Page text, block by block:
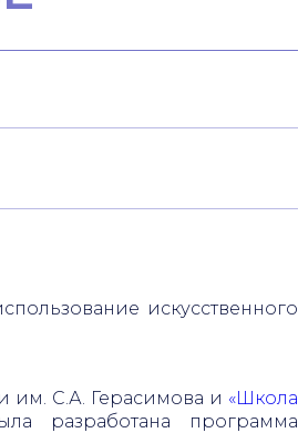
искусственного
им. С.А. Герасимова и «Школа
разработана программа